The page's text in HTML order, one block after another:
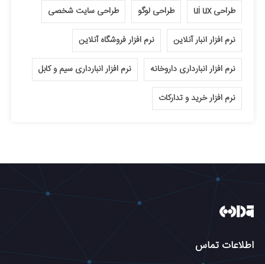
طراحی ui ux طراحی لوگو طراحی سایت شخصی
نرم افزار انبار آنلاین نرم افزار فروشگاه آنلاین
نرم افزار انبارداری داروخانه نرم افزار انبارداری سیم و کابل
نرم افزار خرید و تدارکات
اطلاعات تماس